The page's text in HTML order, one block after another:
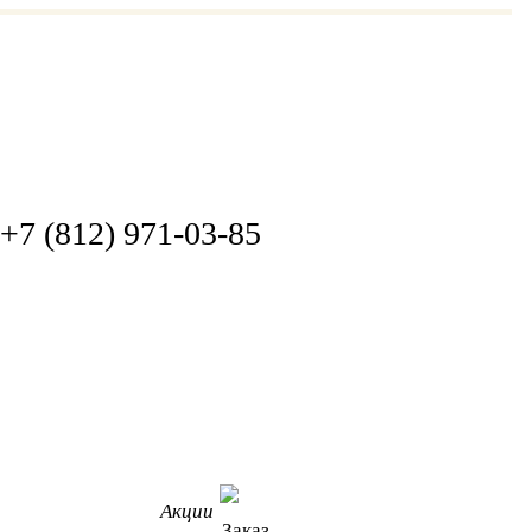
+7 (812) 971-03-85
Акции